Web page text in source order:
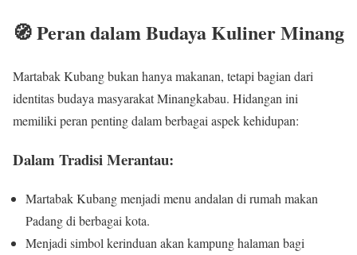
🧭 Peran dalam Budaya Kuliner Minang
Martabak Kubang bukan hanya makanan, tetapi bagian dari
identitas budaya masyarakat Minangkabau. Hidangan ini
memiliki peran penting dalam berbagai aspek kehidupan:
Dalam Tradisi Merantau:
Martabak Kubang menjadi menu andalan di rumah makan
Padang di berbagai kota.
Menjadi simbol kerinduan akan kampung halaman bagi